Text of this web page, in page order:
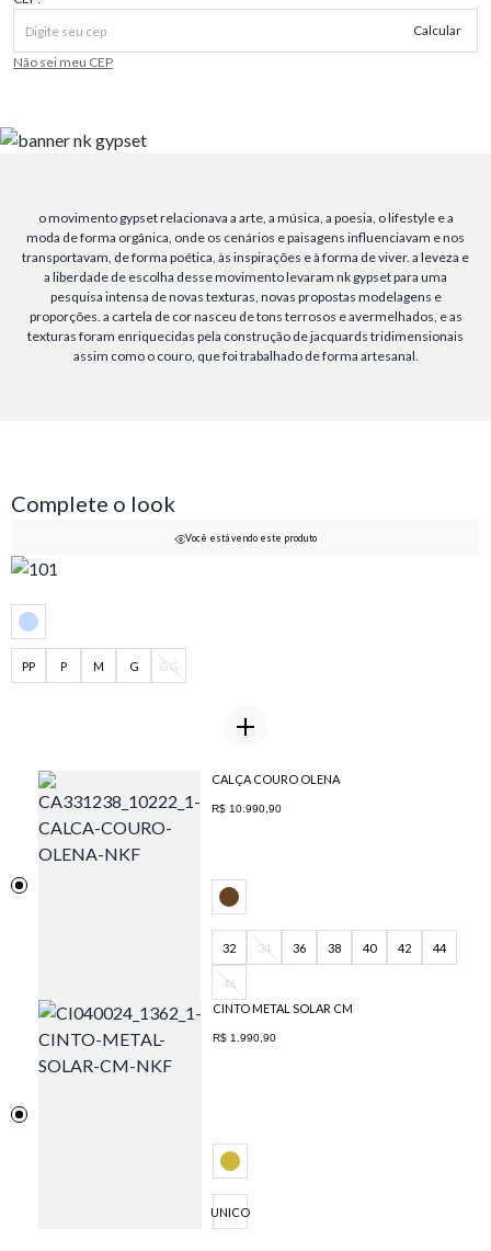
Calcular
Não sei meu CEP
o movimento gypset relacionava a arte, a música, a poesia, o lifestyle e a
moda de forma orgânica, onde os cenários e paisagens influenciavam e nos
transportavam, de forma poética, às inspirações e à forma de viver. a leveza e
a liberdade de escolha desse movimento levaram nk gypset para uma
pesquisa intensa de novas texturas, novas propostas modelagens e
proporções. a cartela de cor nasceu de tons terrosos e avermelhados, e as
texturas foram enriquecidas pela construção de jacquards tridimensionais
assim como o couro, que foi trabalhado de forma artesanal.
Complete o look
Você está vendo este produto
PP P M G GG
CALÇA COURO OLENA
R$ 10.990,90
32 34 36 38 40 42 44
46
CINTO METAL SOLAR CM
R$ 1.990,90
UNICO